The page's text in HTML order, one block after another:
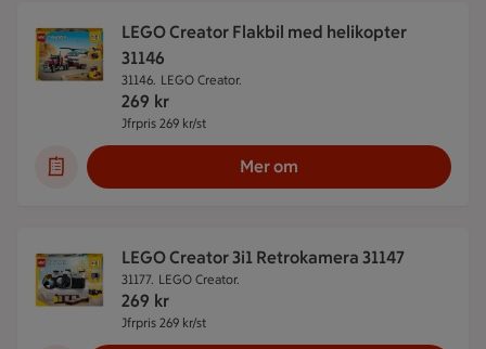
LEGO Creator Flakbil med helikopter
31146
31146. LEGO Creator.
269 kr
Jfrpris 269 kr/st
Mer om
LEGO Creator 3i1 Retrokamera 31147
31177. LEGO Creator.
269 kr
Jfrpris 269 kr/st